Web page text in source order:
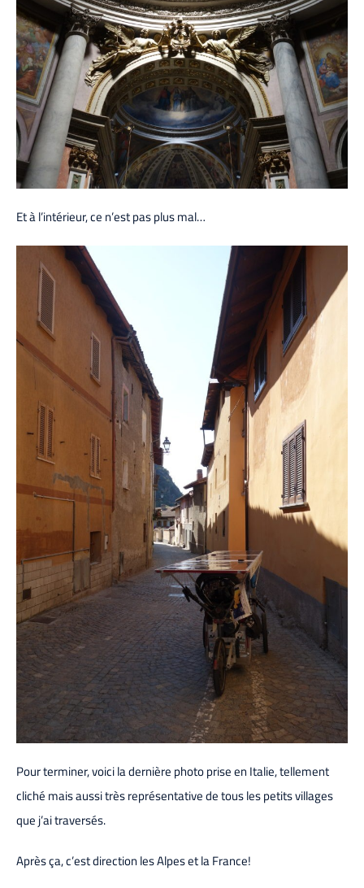
Et à l’intérieur, ce n’est pas plus mal…
Pour terminer, voici la dernière photo prise en Italie, tellement
cliché mais aussi très représentative de tous les petits villages
que j’ai traversés.
Après ça, c’est direction les Alpes et la France!